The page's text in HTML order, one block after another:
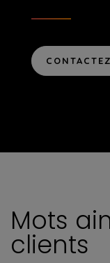
Mots
clients